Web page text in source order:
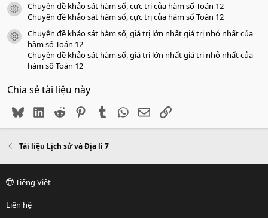
icon tài liệu
Chuyên đề khảo sát hàm số, cực trị của hàm số Toán 12
Chuyên đề khảo sát hàm số, cực trị của hàm số Toán 12
icon tài liệu
Chuyên đề khảo sát hàm số, giá trị lớn nhất giá trị nhỏ nhất của
hàm số Toán 12
Chuyên đề khảo sát hàm số, giá trị lớn nhất giá trị nhỏ nhất của
hàm số Toán 12
Chia sẻ tài liệu này
BlueskyLinkedIn
Reddit PinterestTumblr WhatsApp
EmailLink
Tài liệu Lịch sử và Địa lí 7
Tiếng Việt
Liên hệ